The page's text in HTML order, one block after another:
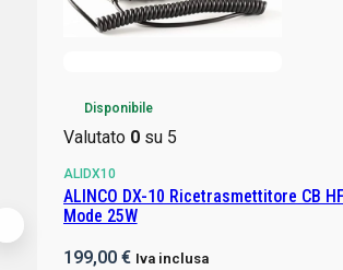
Disponibile
Valutato 0su 5
ALIDX10
ALINCO DX-10 Ricetrasmettitore CB
Mode 25W
199,00 € Iva inclusa